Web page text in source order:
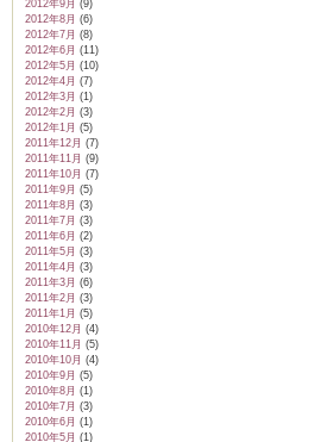
2012年9月 (9)
2012年8月 (6)
2012年7月 (8)
2012年6月 (11)
2012年5月 (10)
2012年4月 (7)
2012年3月 (1)
2012年2月 (3)
2012年1月 (5)
2011年12月 (7)
2011年11月 (9)
2011年10月 (7)
2011年9月 (5)
2011年8月 (3)
2011年7月 (3)
2011年6月 (2)
2011年5月 (3)
2011年4月 (3)
2011年3月 (6)
2011年2月 (3)
2011年1月 (5)
2010年12月 (4)
2010年11月 (5)
2010年10月 (4)
2010年9月 (5)
2010年8月 (1)
2010年7月 (3)
2010年6月 (1)
2010年5月 (1)